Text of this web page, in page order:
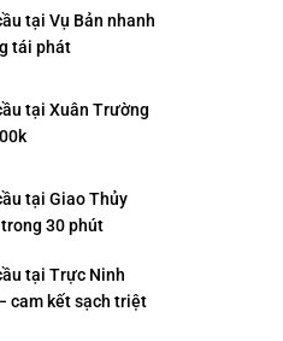
tại Vụ Bản nhanh
tái phát
tại Xuân Trường
tại Giao Thủy
30 phút
tại Trực Ninh
cam kết sạch triệt